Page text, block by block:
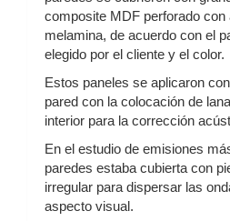
composite MDF perforado con
melamina, de acuerdo con el
elegido por el cliente y el color.
Estos paneles se aplicaron
pared con la colocación de
interior para la corrección
En el estudio de emisiones
paredes estaba cubierta con
irregular para dispersar las
aspecto visual.